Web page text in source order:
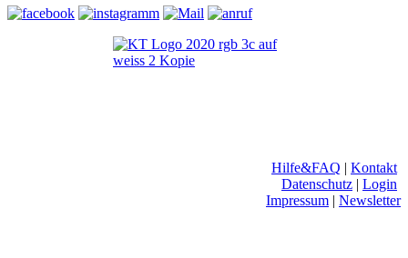
Hilfe&FAQ | Kontakt
Datenschutz | Login
Impressum | Newsletter